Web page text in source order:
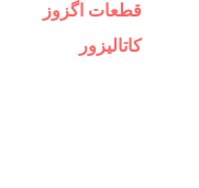
قطعات اگزوز
کاتالیزور